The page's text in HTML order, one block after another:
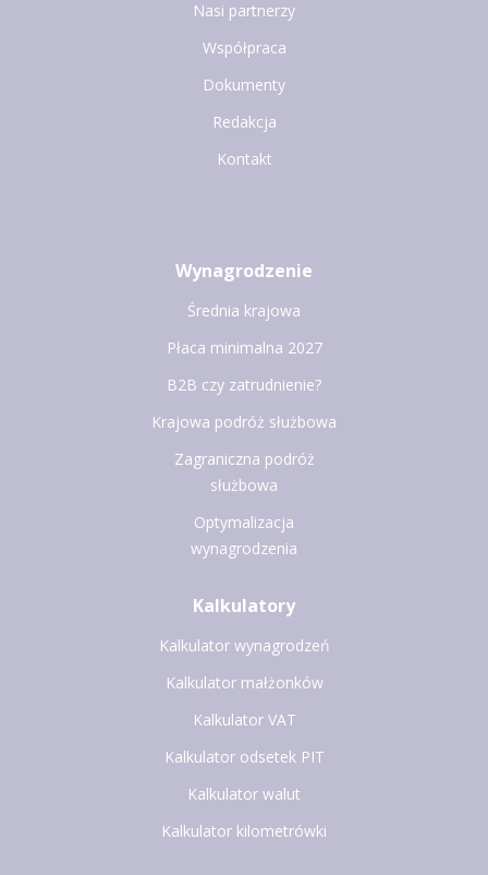
Nasi partnerzy
Współpraca
Dokumenty
Redakcja
Kontakt
Wynagrodzenie
Średnia krajowa
Płaca minimalna 2027
B2B czy zatrudnienie?
Krajowa podróż służbowa
Zagraniczna podróż
służbowa
Optymalizacja
wynagrodzenia
Kalkulatory
Kalkulator wynagrodzeń
Kalkulator małżonków
Kalkulator VAT
Kalkulator odsetek PIT
Kalkulator walut
Kalkulator kilometrówki